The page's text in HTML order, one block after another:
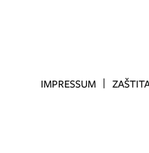
IMPRESSUM